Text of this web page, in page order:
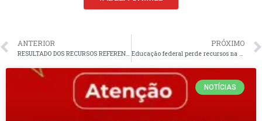
ANTERIOR
RESULTADO DOS RECURSOS REFERENTES ÀS INSCRIÇÕES DE CHAPA(S) PARA ELEIÇÃO DA DIRETORIA DA ADUFPI/SSIND/2024 – 2026
PRÓXIMO
Educação federal perde recursos na LOA 2024
NOTÍCIAS